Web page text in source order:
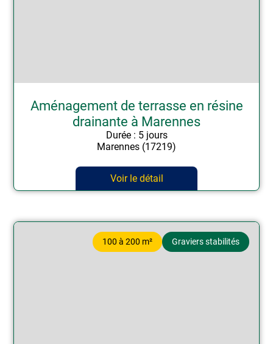
Aménagement de terrasse en résine
drainante à Marennes
Durée : 5 jours
Marennes (17219)
Voir le détail
100 à 200 m² Graviers stabilités